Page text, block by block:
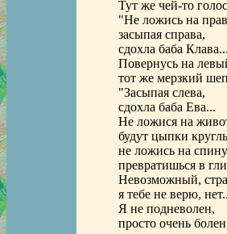
Тут же чей-то
"Не ложись на
засыпая справа,
сдохла баба
Повернусь на
тот же мерзкий
"Засыпая слева,
сдохла баба Ева...
Не ложися на
будут цыпки
не ложись на
превратишься в
Невозможный,
я тебе не верю,
Я не подневолен,
просто очень